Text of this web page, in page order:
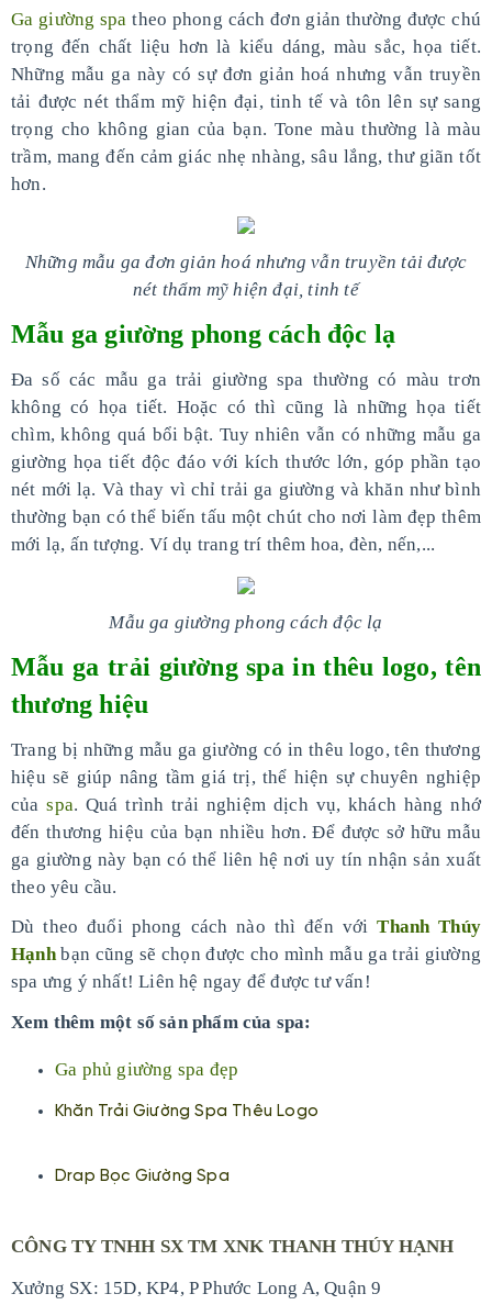
Ga giường spa theo phong cách đơn giản thường được chú
trọng đến chất liệu hơn là kiểu dáng, màu sắc, họa tiết.
Những mẫu ga này có sự đơn giản hoá nhưng vẫn truyền
tải được nét thẩm mỹ hiện đại, tinh tế và tôn lên sự sang
trọng cho không gian của bạn. Tone màu thường là màu
trầm, mang đến cảm giác nhẹ nhàng, sâu lắng, thư giãn tốt
hơn.
Những mẫu ga đơn giản hoá nhưng vẫn truyền tải được
nét thẩm mỹ hiện đại, tinh tế
Mẫu ga giường phong cách độc lạ
Đa số các mẫu ga trải giường spa thường có màu trơn
không có họa tiết. Hoặc có thì cũng là những họa tiết
chìm, không quá bổi bật. Tuy nhiên vẫn có những mẫu ga
giường họa tiết độc đáo với kích thước lớn, góp phần tạo
nét mới lạ. Và thay vì chỉ trải ga giường và khăn như bình
thường bạn có thể biến tấu một chút cho nơi làm đẹp thêm
mới lạ, ấn tượng. Ví dụ trang trí thêm hoa, đèn, nến,...
Mẫu ga giường phong cách độc lạ
Mẫu ga trải giường spa in thêu logo, tên
thương hiệu
Trang bị những mẫu ga giường có in thêu logo, tên thương
hiệu sẽ giúp nâng tầm giá trị, thể hiện sự chuyên nghiệp
củaspa. Quá trình trải nghiệm dịch vụ, khách hàng nhớ
đến thương hiệu của bạn nhiều hơn. Để được sở hữu mẫu
ga giường này bạn có thể liên hệ nơi uy tín nhận sản xuất
theo yêu cầu.
Dù theo đuổi phong cách nào thì đến vớiThanh Thúy
Hạnhbạn cũng sẽ chọn được cho mình mẫu ga trải giường
spa ưng ý nhất! Liên hệ ngay để được tư vấn!
Xem thêm một số sản phẩm của spa:
Ga phủ giường spa đẹp
Khăn Trải Giường Spa Thêu Logo
Drap Bọc Giường Spa
CÔNG TY TNHH SX TM XNK THANH THÚY HẠNH
Xưởng SX: 15D, KP4, P Phước Long A, Quận 9